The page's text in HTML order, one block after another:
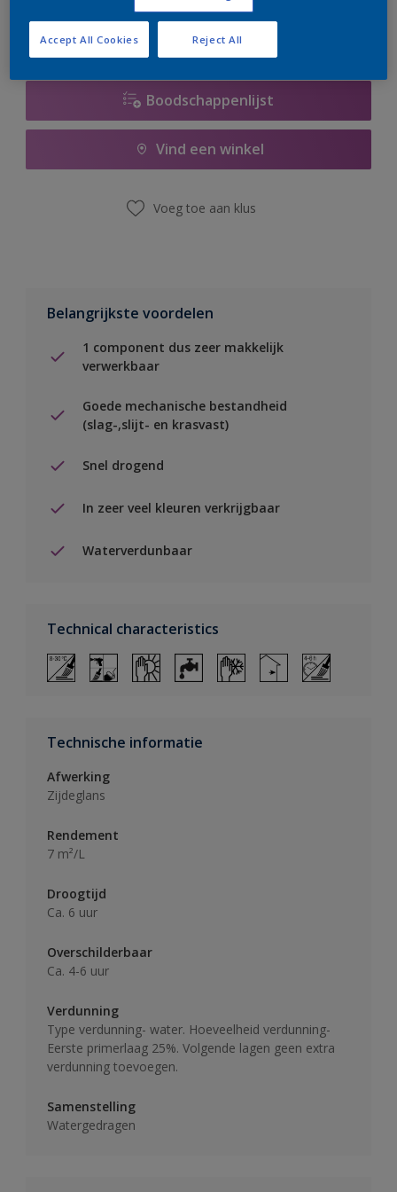
Boodschappenlijst
Vind een winkel
Voeg toe aan klus
Belangrijkste voordelen
1 component dus zeer makkelijk
verwerkbaar
Goede mechanische bestandheid
(slag-,slijt- en krasvast)
Snel drogend
In zeer veel kleuren verkrijgbaar
Waterverdunbaar
Technical characteristics
Technische informatie
Afwerking
Zijdeglans
Rendement
7 m²/L
Droogtijd
Ca. 6 uur
Overschilderbaar
Ca. 4-6 uur
Verdunning
Type verdunning- water. Hoeveelheid verdunning-
Eerste primerlaag 25%. Volgende lagen geen extra
verdunning toevoegen.
Samenstelling
Watergedragen
Reject All
Accept All Cookies